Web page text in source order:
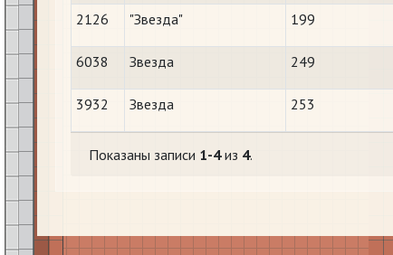
2126 "Звезда" 199
6038 Звезда 249
3932 Звезда 253
Показаны записи 1-4из 4.